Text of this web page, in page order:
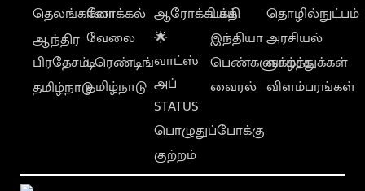
தெலங்கானா
ஆந்திர
பிரதேசம்
தமிழ்நாடு
லோக்கல்
வேலை
டிரெண்டிங்
தமிழ்நாடு
ஆரோக்கியம்
🌟
வாட்ஸ்
அப்
STATUS
பொழுதுப்போக்கு
குற்றம்
பக்தி
இந்தியா
பெண்களுக்காக
வைரல்
தொழில்நுட்பம்
அரசியல்
வாழ்த்துக்கள்
விளம்பரங்கள்